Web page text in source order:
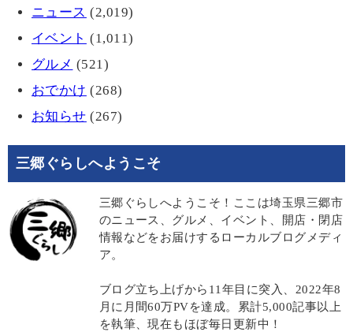
ニュース (2,019)
イベント (1,011)
グルメ (521)
おでかけ (268)
お知らせ (267)
三郷ぐらしへようこそ
三郷ぐらしへようこそ！ここは埼玉県三郷市
のニュース、グルメ、イベント、開店・閉店
情報などをお届けするローカルブログメディ
ア。
ブログ立ち上げから11年目に突入、2022年8
月に月間60万PVを達成。累計5,000記事以上
を執筆、現在もほぼ毎日更新中！